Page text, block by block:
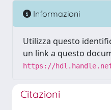
Informazioni
Utilizza questo
un link a questo
https://
Citazioni